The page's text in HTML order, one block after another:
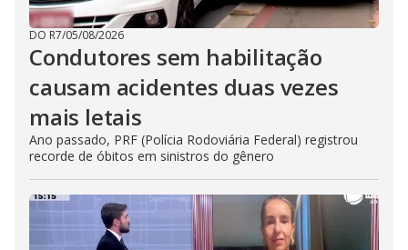
DO R7/05/08/2026
Condutores sem habilitação
causam acidentes duas vezes
mais letais
Ano passado, PRF (Polícia Rodoviária Federal) registrou
recorde de óbitos em sinistros do gênero